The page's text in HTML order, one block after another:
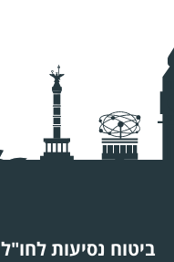
ביטוח נסיעות לחו"ל